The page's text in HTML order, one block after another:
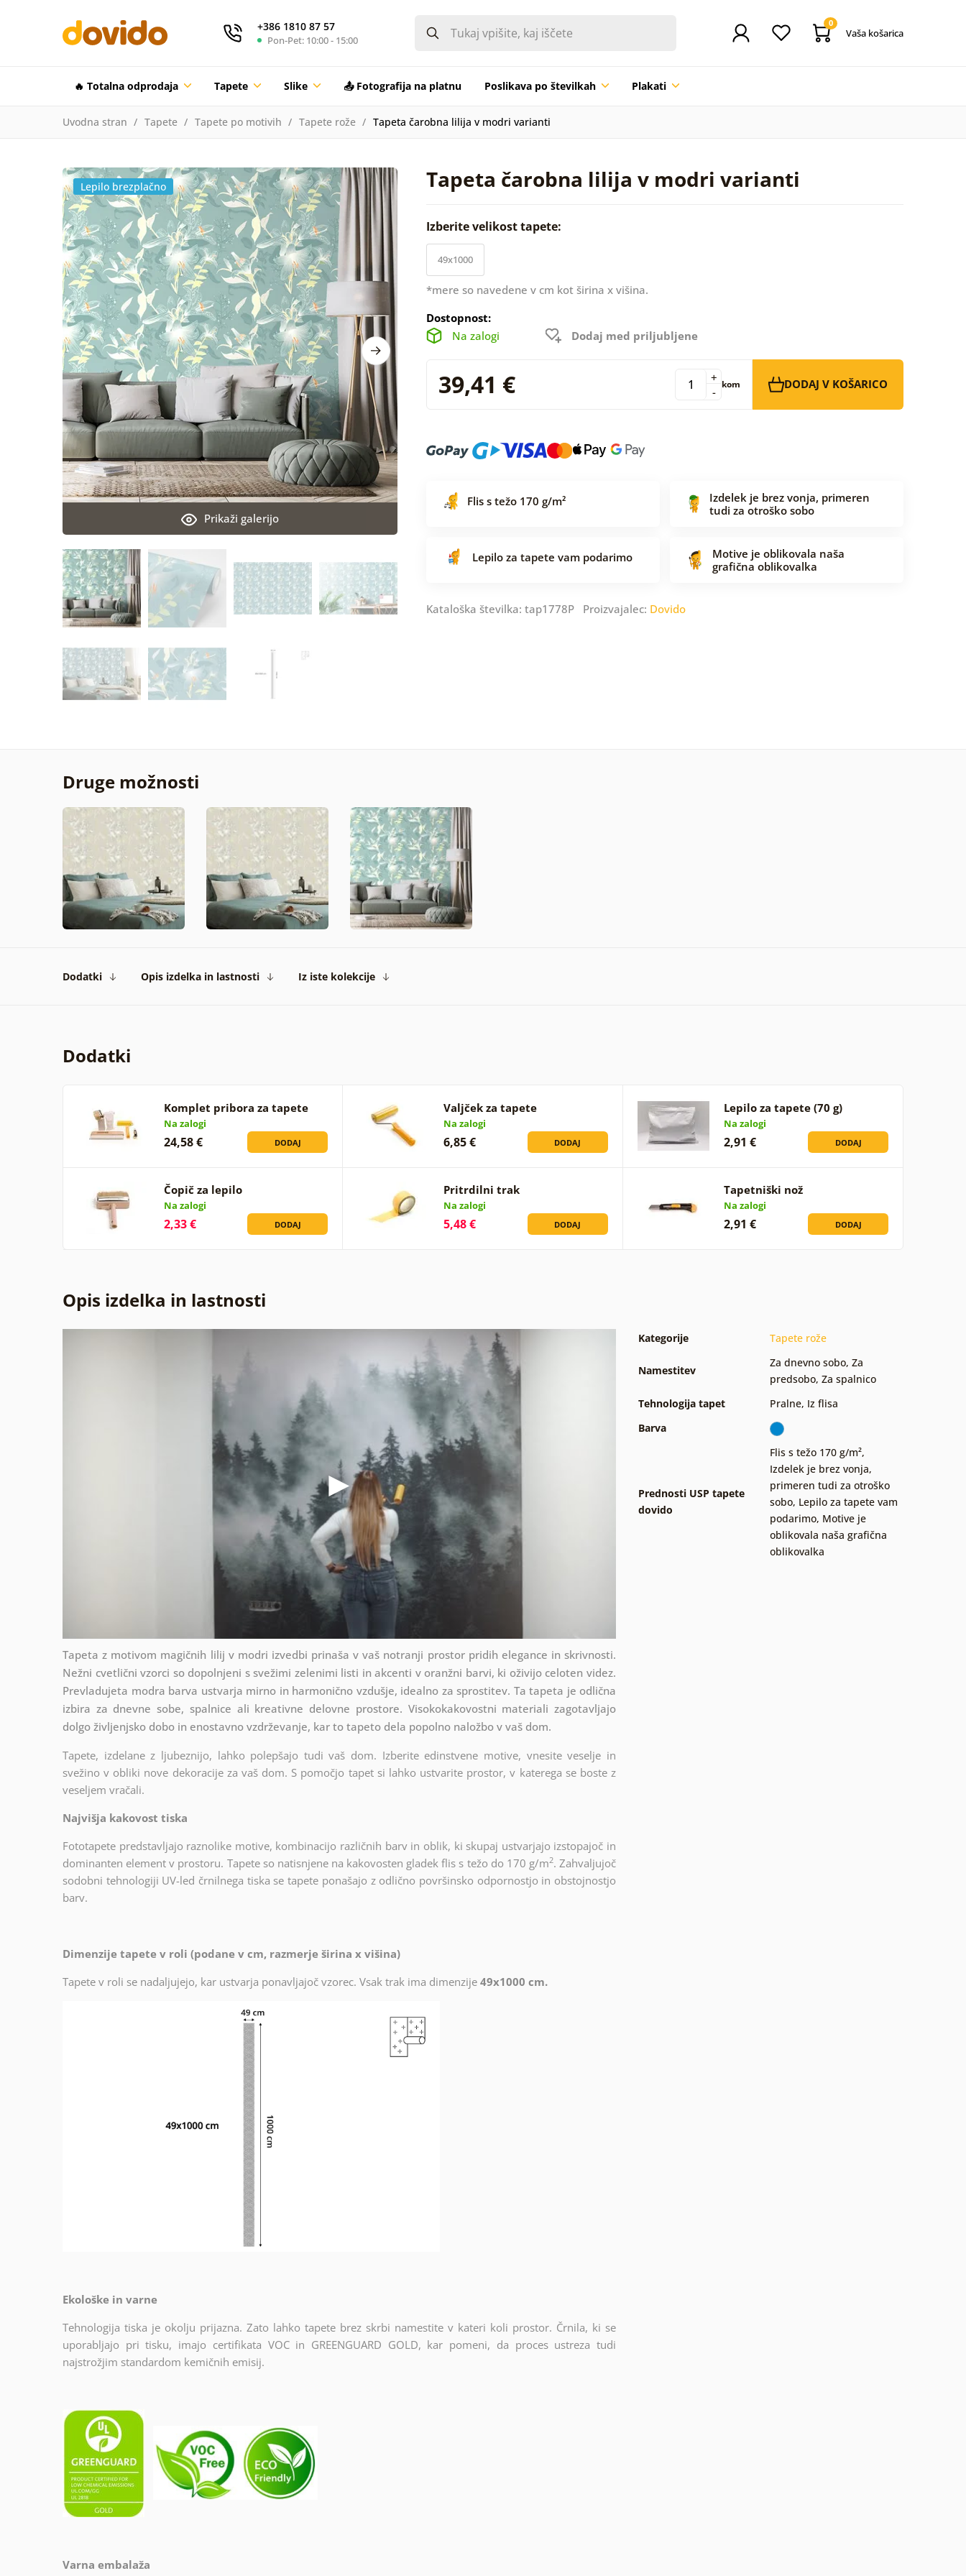
+386 1810 87 57
Pon-Pet: 10:00 - 15:00
0
Vaša košarica
🔥 Totalna odprodaja Tapete Slike 📤 Fotografija na platnu Poslikava po številkah Plakati
Uvodna stran Tapete Tapete po motivih Tapete rože Tapeta čarobna lilija v modri varianti
Tapeta čarobna lilija v modri varianti
Prikaži galerijo
Lepilo brezplačno
Izberite velikost tapete:
49x1000
*mere so navedene v cm kot širina x višina.
Dostopnost:
Na zalogi
Dodaj med priljubljene
39,41 € -
+ kom DODAJ V KOŠARICO
Flis s težo 170 g/m²
Izdelek je brez vonja, primeren
tudi za otroško sobo
Lepilo za tapete vam podarimo
Motive je oblikovala naša
grafična oblikovalka
Kataloška številka: tap1778P Proizvajalec: Dovido
Druge možnosti
Dodatki Opis izdelka in lastnosti Iz iste kolekcije
Dodatki
Komplet pribora za tapete
Na zalogi
24,58 € DODAJ
Valjček za tapete
Na zalogi
6,85 € DODAJ
Lepilo za tapete (70 g)
Na zalogi
2,91 € DODAJ
Čopič za lepilo
Na zalogi
2,33 € DODAJ
Pritrdilni trak
Na zalogi
5,48 € DODAJ
Tapetniški nož
Na zalogi
2,91 € DODAJ
Opis izdelka in lastnosti
Tapeta z motivom magičnih lilij v modri izvedbi prinaša v vaš notranji prostor pridih elegance in skrivnosti.
Nežni cvetlični vzorci so dopolnjeni s svežimi zelenimi listi in akcenti v oranžni barvi, ki oživijo celoten videz.
Prevladujeta modra barva ustvarja mirno in harmonično vzdušje, idealno za sprostitev. Ta tapeta je odlična
izbira za dnevne sobe, spalnice ali kreativne delovne prostore. Visokokakovostni materiali zagotavljajo
dolgo življenjsko dobo in enostavno vzdrževanje, kar to tapeto dela popolno naložbo v vaš dom.
Tapete, izdelane z ljubeznijo, lahko polepšajo tudi vaš dom. Izberite edinstvene motive, vnesite veselje in
svežino v obliki nove dekoracije za vaš dom. S pomočjo tapet si lahko ustvarite prostor, v katerega se boste z
veseljem vračali.
Najvišja kakovost tiska
Fototapete predstavljajo raznolike motive, kombinacijo različnih barv in oblik, ki skupaj ustvarjajo izstopajoč in
dominanten element v prostoru. Tapete so natisnjene na kakovosten gladek flis s težo do 170 g/m2. Zahvaljujoč
sodobni tehnologiji UV-led črnilnega tiska se tapete ponašajo z odlično površinsko odpornostjo in obstojnostjo
barv.
Dimenzije tapete v roli (podane v cm, razmerje širina x višina)
Tapete v roli se nadaljujejo, kar ustvarja ponavljajoč vzorec. Vsak trak ima dimenzije 49x1000 cm.
Ekološke in varne
Tehnologija tiska je okolju prijazna. Zato lahko tapete brez skrbi namestite v kateri koli prostor. Črnila, ki se
uporabljajo pri tisku, imajo certifikata VOC in GREENGUARD GOLD, kar pomeni, da proces ustreza tudi
najstrožjim standardom kemičnih emisij.
Varna embalaža
Kategorije Tapete rože
Namestitev
Za dnevno sobo, Za
predsobo, Za spalnico
Tehnologija tapet
Pralne, Iz flisa
Barva
Prednosti USP tapete
dovido
Flis s težo 170 g/m²,
Izdelek je brez vonja,
primeren tudi za otroško
sobo, Lepilo za tapete vam
podarimo, Motive je
oblikovala naša grafična
oblikovalka